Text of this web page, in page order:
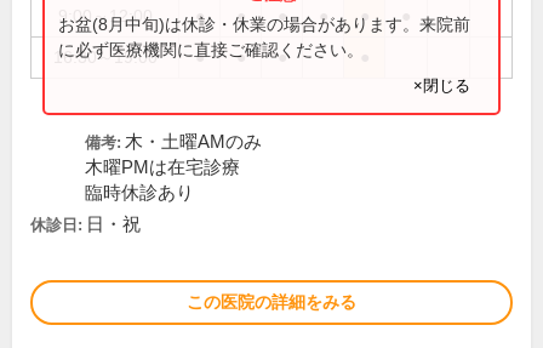
9:00～12:00 ● ● ● ● ●
16:30～19:00 ● ● ●
お盆(8月中旬)は休診・休業の場合があります。来院前
に必ず医療機関に直接ご確認ください。
×閉じる
備考: 木・土曜AMのみ
木曜PMは在宅診療
臨時休診あり
休診日: 日・祝
この医院の詳細をみる